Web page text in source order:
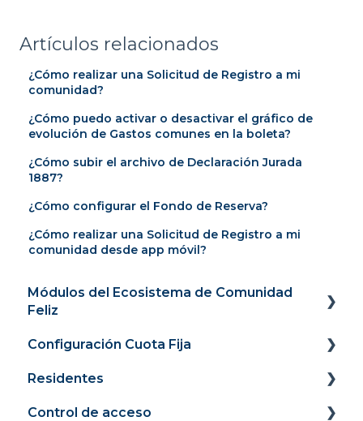
Artículos relacionados
¿Cómo realizar una Solicitud de Registro a mi
comunidad?
¿Cómo puedo activar o desactivar el gráfico de
evolución de Gastos comunes en la boleta?
¿Cómo subir el archivo de Declaración Jurada
1887?
¿Cómo configurar el Fondo de Reserva?
¿Cómo realizar una Solicitud de Registro a mi
comunidad desde app móvil?
Módulos del Ecosistema de Comunidad
Feliz
Panel
Cobranza y recaudación
Comunidad conectada
Configuración Cuota Fija
Panel
Recaudación
Residentes
Portal Web
Control de acceso